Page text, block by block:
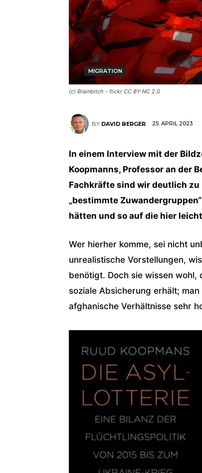
MIGRATION
(c) Brainbitch - flickr CC BY-NC 2.0
BY DAVID BERGER 25. APRIL 2023
In einem Interview mit der
Koopmanns, Professor an der
Fachkräfte sind wir deutlich
„bestimmte
hätten und so auf die hier
Wer hierher komme, sei nicht
unrealistische Vorstellungen,
benötigt. Doch sie wissen wohl,
soziale Absicherung erhält;
afghanische Verhältnisse sehr